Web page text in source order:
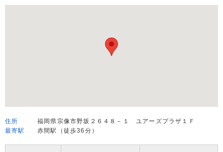
>提携企業一覧
住所
福岡県宗像市野坂２６４８－１ ユアーズプラザ１Ｆ
最寄駅
赤間駅（徒歩36分）